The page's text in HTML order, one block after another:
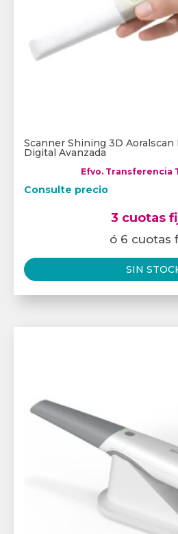
Scanner Shining 3D
Digital Avanzada
Efvo. Transferencia
Consulte precio
3 cuotas
ó 6 cuotas
SIN